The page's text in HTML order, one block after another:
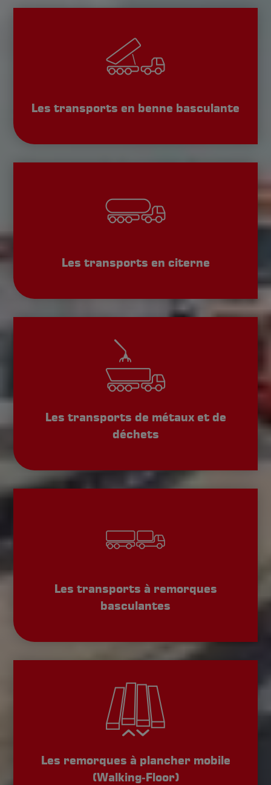
Les transports en benne basculante
Les transports en citerne
Les transports de métaux et de
déchets
Les transports à remorques
basculantes
Les remorques à plancher mobile
(Walking‑Floor)